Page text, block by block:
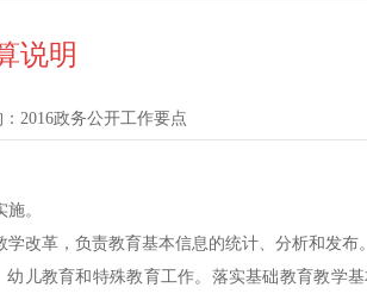
说明
2016政务公开工作要点
。
改革，负责教育基本信息的统计、分析和发布。
儿教育和特殊教育工作。落实基础教育教学